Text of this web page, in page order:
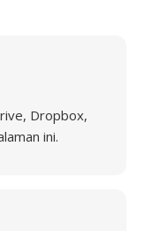
Dropbox,
ini.